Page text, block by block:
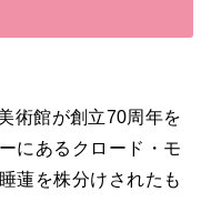
術館が創立70周年を
にあるクロード・モ
蓮を株分けされたも